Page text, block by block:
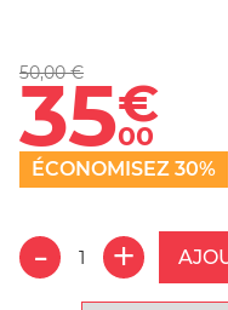
50,00 €
35€
00
ÉCONOMISEZ 30%